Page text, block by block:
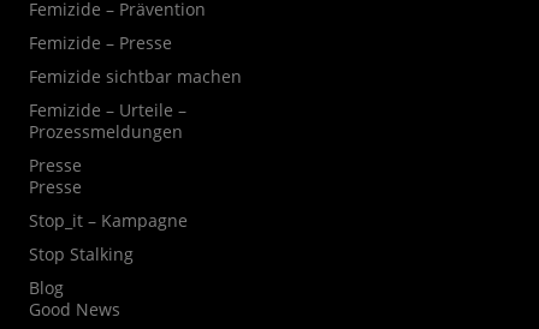
Femizide – Prävention
Femizide – Presse
Femizide sichtbar machen
Femizide – Urteile –
Prozessmeldungen
Presse
Presse
Stop_it – Kampagne
Stop Stalking
Blog
Good News